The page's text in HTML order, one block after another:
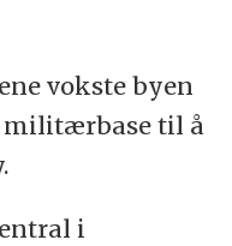
vokste byen
militærbase til å
i